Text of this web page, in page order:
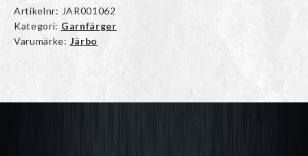
Artikelnr: JAR001062
Kategori: Garnfärger
Varumärke: Järbo